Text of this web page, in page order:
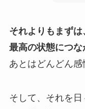
それよりもまず
最高の状態につ
あとはどんどん感
そして、それを